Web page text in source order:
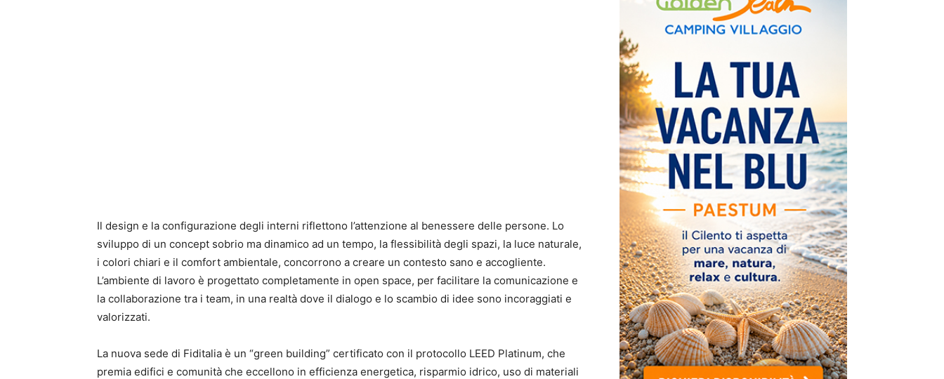
Il design e la configurazione degli interni riflettono l’attenzione al benessere delle persone. Lo
sviluppo di un concept sobrio ma dinamico ad un tempo, la flessibilità degli spazi, la luce naturale,
i colori chiari e il comfort ambientale, concorrono a creare un contesto sano e accogliente.
L’ambiente di lavoro è progettato completamente in open space, per facilitare la comunicazione e
la collaborazione tra i team, in una realtà dove il dialogo e lo scambio di idee sono incoraggiati e
valorizzati.
La nuova sede di Fiditalia è un “green building” certificato con il protocollo LEED Platinum, che
premia edifici e comunità che eccellono in efficienza energetica, risparmio idrico, uso di materiali